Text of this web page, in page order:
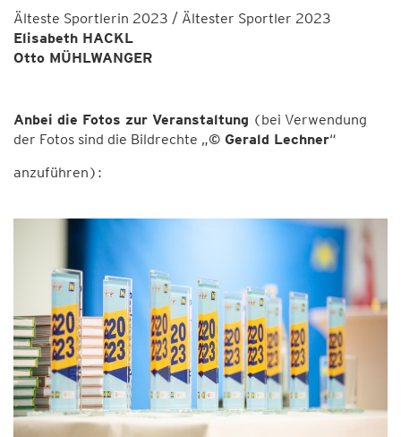
Älteste Sportlerin 2023 / Ältester Sportler 2023
Elisabeth HACKL
Otto MÜHLWANGER
Anbei die Fotos zur Veranstaltung (bei Verwendung
der Fotos sind die Bildrechte „© Gerald Lechner“
anzuführen):